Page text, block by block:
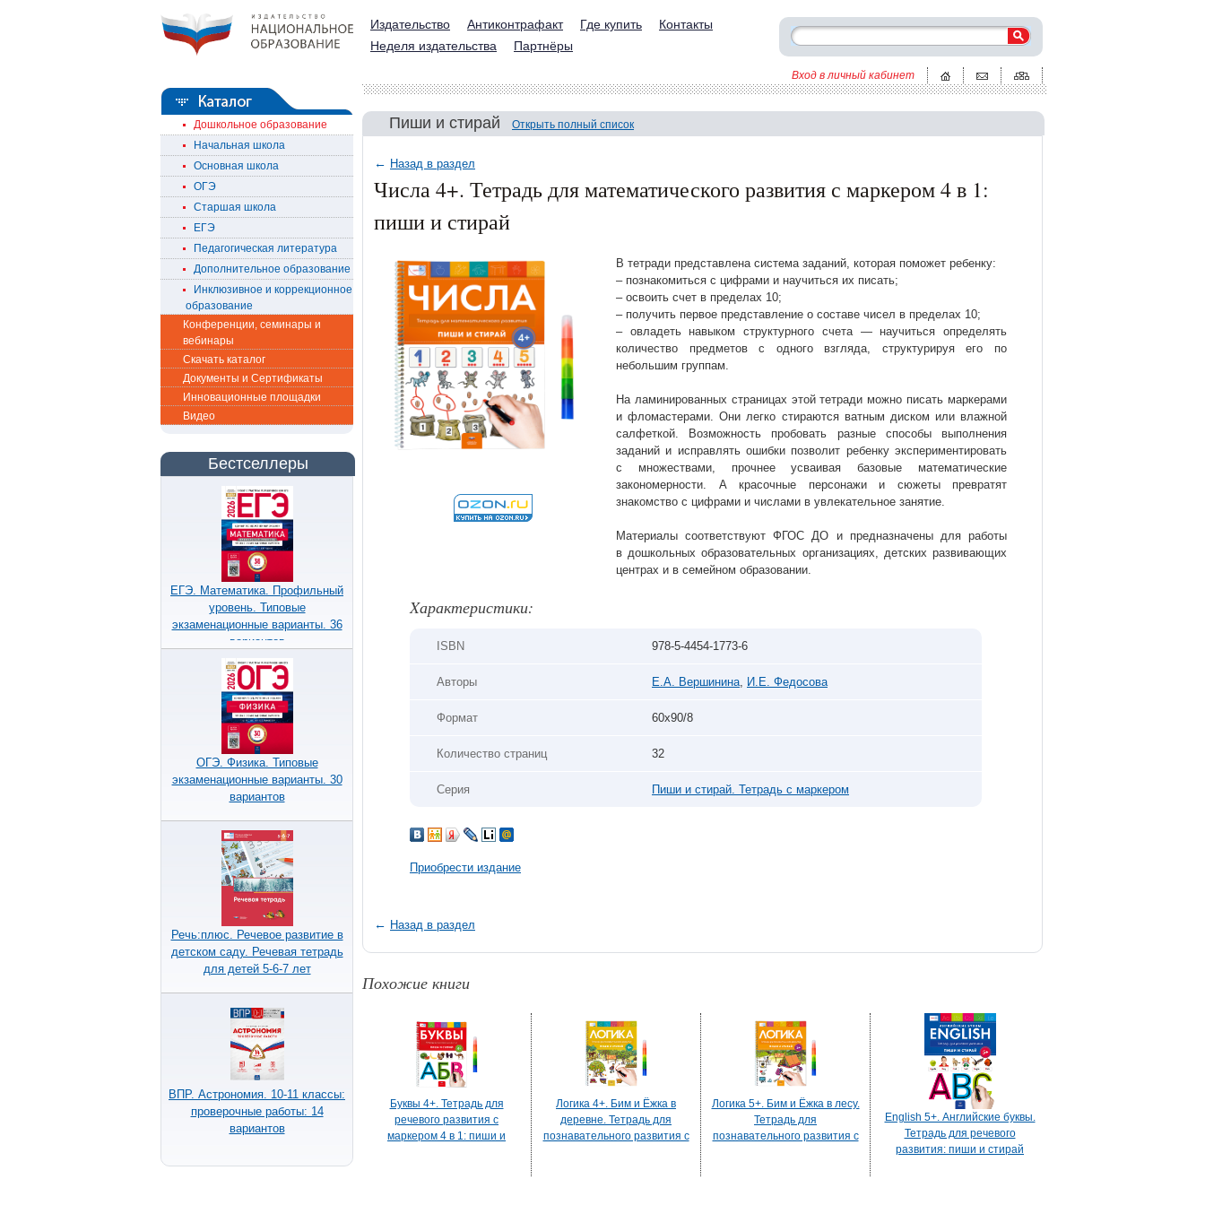
Издательство Антиконтрафакт Где купить
Контакты
Неделя издательства
Партнёры
Вход в личный кабинет
Дошкольное образование
Начальная школа
Основная школа
ОГЭ
Старшая школа
ЕГЭ
Педагогическая литература
Дополнительное образование
Инклюзивное и коррекционное
образование
Конференции, семинары и
вебинары
Скачать каталог
Документы и Сертификаты
Инновационные площадки
Видео
Бестселлеры
ЕГЭ. Математика. Профильный
уровень. Типовые
экзаменационные варианты. 36
вариантов
ОГЭ. Физика. Типовые
экзаменационные варианты. 30
вариантов
Речь:плюс. Речевое развитие в
детском саду. Речевая тетрадь
для детей 5-6-7 лет
ВПР. Астрономия. 10-11 классы:
проверочные работы: 14
вариантов
Пиши и стирай Открыть полный список
← Назад в раздел
Числа 4+. Тетрадь для математического развития с маркером 4 в 1:
пиши и стирай
В тетради представлена система заданий, которая поможет ребенку:
– познакомиться с цифрами и научиться их писать;
– освоить счет в пределах 10;
– получить первое представление о составе чисел в пределах 10;
– овладеть навыком структурного счета — научиться определять
количество предметов с одного взгляда, структурируя его по
небольшим группам.
На ламинированных страницах этой тетради можно писать маркерами
и фломастерами. Они легко стираются ватным диском или влажной
салфеткой. Возможность пробовать разные способы выполнения
заданий и исправлять ошибки позволит ребенку экспериментировать
с множествами, прочнее усваивая базовые математические
закономерности. А красочные персонажи и сюжеты превратят
знакомство с цифрами и числами в увлекательное занятие.
Материалы соответствуют ФГОС ДО и предназначены для работы
в дошкольных образовательных организациях, детских развивающих
центрах и в семейном образовании.
Xарактеристики:
ISBN 978-5-4454-1773-6
Авторы Е.А. Вершинина, И.Е. Федосова
Формат 60х90/8
Количество страниц 32
Серия Пиши и стирай. Тетрадь с маркером
Приобрести издание
← Назад в раздел
Похожие книги
Буквы 4+. Тетрадь для
речевого развития с
маркером 4 в 1: пиши и
Логика 4+. Бим и Ёжка в
деревне. Тетрадь для
познавательного развития с
Логика 5+. Бим и Ёжка в лесу.
Тетрадь для
познавательного развития с
English 5+. Английские буквы.
Тетрадь для речевого
развития: пиши и стирай